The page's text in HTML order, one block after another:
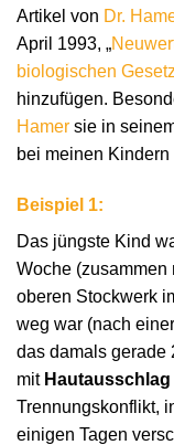
Artikel von Dr.
April 1993, „
biologischen
hinzufügen.
Hamer sie in
bei meinen
Beispiel 1:
Das jüngste Kind
Woche (zusammen
oberen Stockwerk
weg war (nach
das damals gerade
mit Hautausschlag
Trennungskonflikt,
einigen Tagen